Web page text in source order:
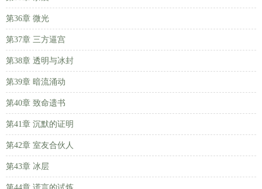
第36章 微光
第37章 三方逼宫
第38章 透明与冰封
第39章 暗流涌动
第40章 致命遗书
第41章 沉默的证明
第42章 室友合伙人
第43章 冰层